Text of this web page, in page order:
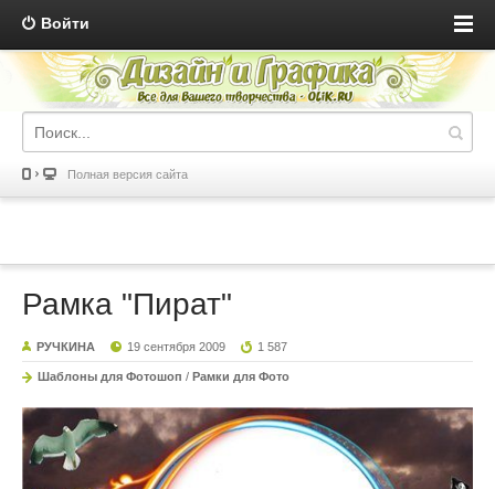
Войти
Полная версия сайта
Рамка "Пират"
РУЧКИНА 19 сентября 2009 1 587
Шаблоны для Фотошоп / Рамки для Фото